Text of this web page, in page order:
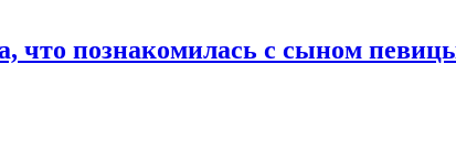
что познакомилась с сыном